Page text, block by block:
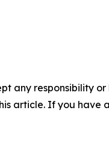
any responsibility
article. If you have